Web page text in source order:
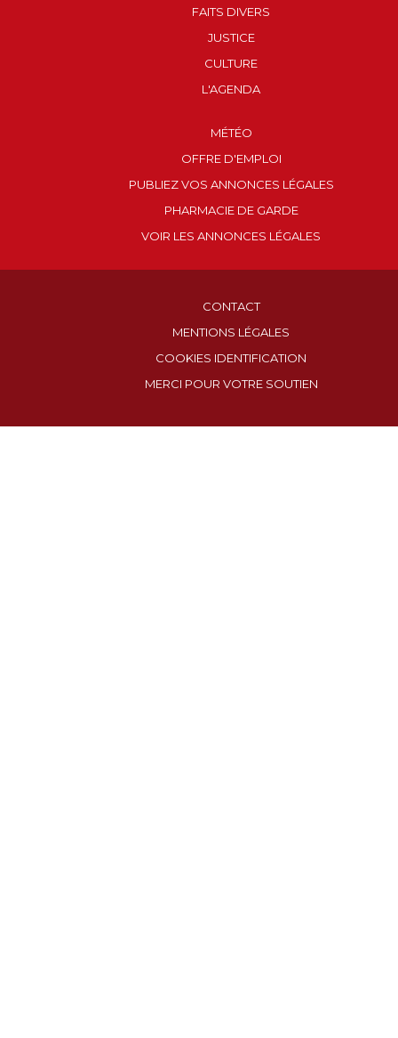
FAITS DIVERS
JUSTICE
CULTURE
L'AGENDA
MÉTÉO
OFFRE D'EMPLOI
PUBLIEZ VOS ANNONCES LÉGALES
PHARMACIE DE GARDE
VOIR LES ANNONCES LÉGALES
CONTACT
MENTIONS LÉGALES
COOKIES IDENTIFICATION
MERCI POUR VOTRE SOUTIEN